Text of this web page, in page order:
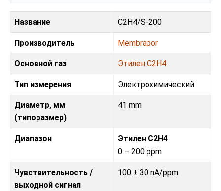
Название C2H4/S-200
Производитель Membrapor
Основной газ Этилен С2H4
Тип измерения Электрохимический
Диаметр, мм
(типоразмер)
41 mm
Диапазон
Этилен С2H4
0 – 200 ppm
Чувствительность /
выходной сигнал
100 ± 30 nA/ppm